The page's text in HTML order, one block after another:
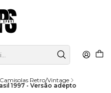
Camisolas Retro/Vintage
1997 - Versão adepto